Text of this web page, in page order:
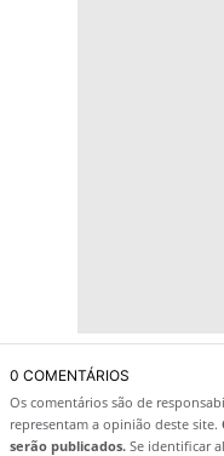
0 COMENTÁRIOS
Os comentários são de
representam a opinião deste site.
serão publicados. Se identificar